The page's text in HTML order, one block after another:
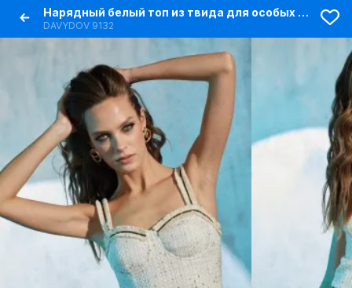
Нарядный белый топ из твида для особых случаев
DAVYDOV 9132